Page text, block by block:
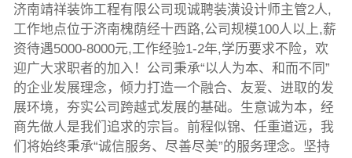
济南靖祥装饰工程有限公司现诚聘装潢设计师主管2人,
工作地点位于济南槐荫经十西路,公司规模100人以上,薪
资待遇5000-8000元,工作经验1-2年,学历要求不险，欢
迎广大求职者的加入！公司秉承“以人为本、和而不同”
的企业发展理念，倾力打造一个融合、友爱、进取的发
展环境，夯实公司跨越式发展的基础。生意诚为本，经
商先做人是我们追求的宗旨。前程似锦、任重道远，我
们将始终秉承“诚信服务、尽善尽美”的服务理念。坚持